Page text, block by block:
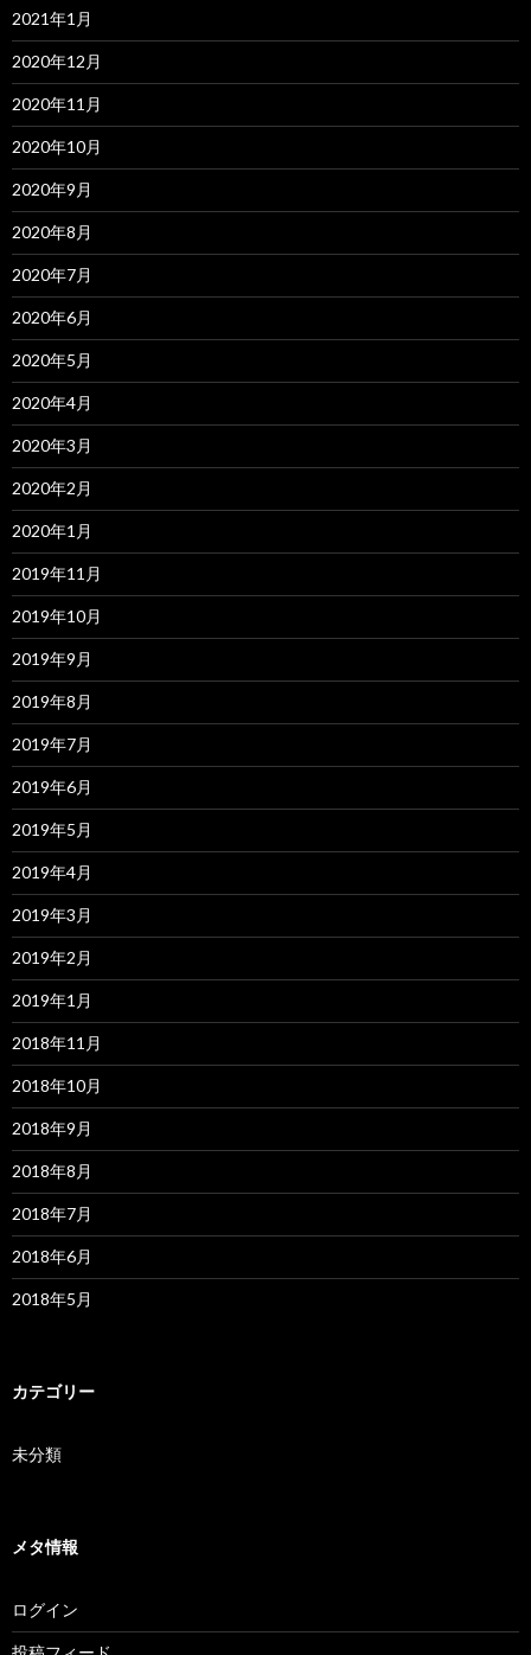
2021年1月
2020年12月
2020年11月
2020年10月
2020年9月
2020年8月
2020年7月
2020年6月
2020年5月
2020年4月
2020年3月
2020年2月
2020年1月
2019年11月
2019年10月
2019年9月
2019年8月
2019年7月
2019年6月
2019年5月
2019年4月
2019年3月
2019年2月
2019年1月
2018年11月
2018年10月
2018年9月
2018年8月
2018年7月
2018年6月
2018年5月
カテゴリー
未分類
メタ情報
ログイン